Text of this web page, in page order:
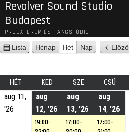
Revolver Sound Studio
Budapest
PRÓBATEREM ÉS HANGSTÚDIÓ
Lista
t
Hónap Hét Nap Előző
HÉT KED SZE CSÜ
aug 11,
'26
aug
12, '26
19:00-
aug
13, '26
17:00-
aug
14, '26
17:00-